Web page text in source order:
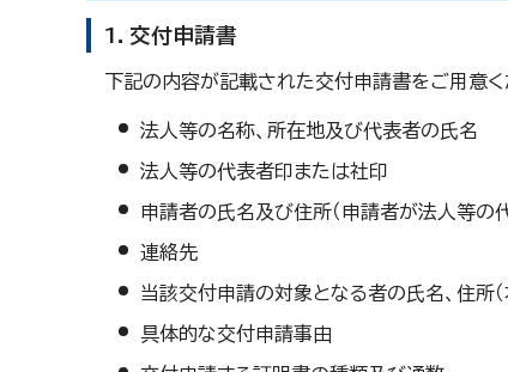
1．交付申請書
下記の内容が記載された交付申請書をご用意く
法人等の名称、所在地及び代表者の氏名
法人等の代表者印または社印
申請者の氏名及び住所（申請者が法人等の
連絡先
当該交付申請の対象となる者の氏名、住所（
具体的な交付申請事由